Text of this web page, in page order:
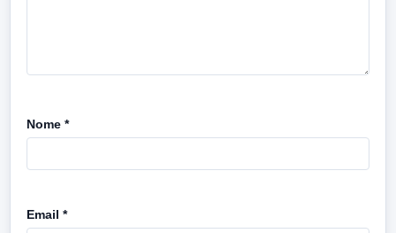
Nome *
Email *